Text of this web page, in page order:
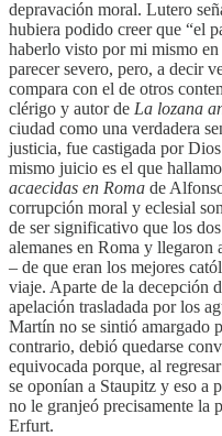
depravación moral. Lutero
hubiera podido creer que “el
haberlo visto por mi mismo
parecer severo, pero, a decir
compara con el de otros
clérigo y autor de La lozana
ciudad como una verdadera
justicia, fue castigada por
mismo juicio es el que
acaecidas en Roma de
corrupción moral y eclesial
de ser significativo que los
alemanes en Roma y llegaron
– de que eran los mejores
viaje. Aparte de la decepción
apelación trasladada por los
Martín no se sintió amargado
contrario, debió quedarse
equivocada porque, al
se oponían a Staupitz y eso a
no le granjeó precisamente la
Erfurt.